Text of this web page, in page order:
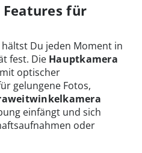
Features für
Du jeden Moment in
fest. Die Hauptkamera
optischer
gelungene Fotos,
einfängt und sich
oder